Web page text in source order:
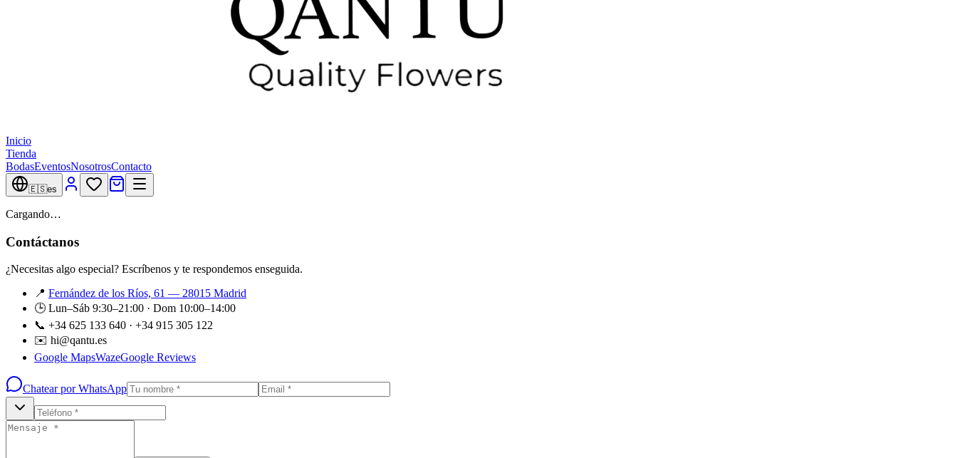
Inicio
Tienda
BodasEventosNosotrosContacto
🇪🇸es
Cargando…
Contáctanos
¿Necesitas algo especial? Escríbenos y te respondemos enseguida.
📍 Fernández de los Ríos, 61 — 28015 Madrid
🕒 Lun–Sáb 9:30–21:00 · Dom 10:00–14:00
📞 +34 625 133 640 · +34 915 305 122
✉️ hi@qantu.es
Google MapsWazeGoogle Reviews
Chatear por WhatsApp